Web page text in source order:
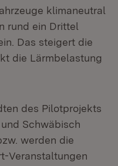
klimaneutral
rund ein Drittel
Das steigert die
die Lärmbelastung
des Pilotprojekts
Schwäbisch
werden die
Veranstaltungen